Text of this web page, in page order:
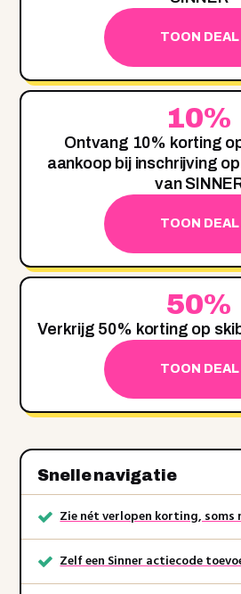
TOON DEAL
10%
Ontvang 10% korting
aankoop bij inschrijving
van
TOON DEAL
50%
Verkrijg 50% korting op
TOON DEAL
Snelle navigatie
Zie nét verlopen korting,
Zelf een Sinner actiecode